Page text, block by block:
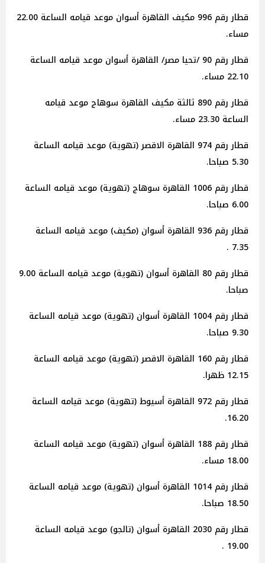
قطار رقم 996 مكيف القاهرة أسوان موعد قيامه الساعة 22.00
مساء.
قطار رقم 90 /تحيا مصر/ القاهرة أسوان موعد قيامه الساعة
22.10 مساء.
قطار رقم 890 ثالثة مكيف القاهرة سوهاج موعد قيامه
الساعة 23.30 مساء.
قطار رقم 974 القاهرة الاقصر (تهوية) موعد قيامه الساعة
5.30 صباحا.
قطار رقم 1006 القاهرة سوهاج (تهوية) موعد قيامه الساعة
6.00 صباحا.
قطار رقم 936 القاهرة أسوان (مكيف) موعد قيامه الساعة
7.35 .
قطار رقم 80 القاهرة أسوان (تهوية) موعد قيامه الساعة 9.00
صباحا.
قطار رقم 1004 القاهرة أسوان (تهوية) موعد قيامه الساعة
9.30 صباحا.
قطار رقم 160 القاهرة الاقصر (تهوية) موعد قيامه الساعة
12.15 ظهرا.
قطار رقم 972 القاهرة أسيوط (تهوية) موعد قيامه الساعة
16.20.
قطار رقم 188 القاهرة أسوان (تهوية) موعد قيامه الساعة
18.00 مساء.
قطار رقم 1014 القاهرة أسوان (تهوية) موعد قيامه الساعة
18.50 صباحا.
قطار رقم 2030 القاهرة أسوان (تالجو) موعد قيامه الساعة
19.00 .